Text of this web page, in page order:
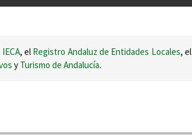
IECA, el Registro Andaluz de Entidades Locales, el
y Turismo de Andalucía.